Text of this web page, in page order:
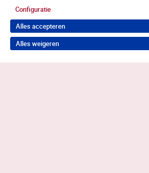
Configuratie
Alles accepteren
Alles weigeren